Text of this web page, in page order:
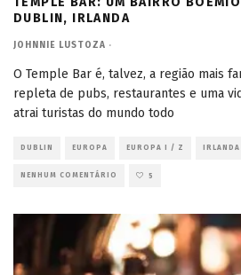
DUBLIN, IRLANDA
JOHNNIE LUSTOZA ·
O Temple Bar é, talvez, a região mais
repleta de pubs, restaurantes e uma
atrai turistas do mundo todo
DUBLIN EUROPA EUROPA I / Z IRLANDA
NENHUM COMENTÁRIO 5